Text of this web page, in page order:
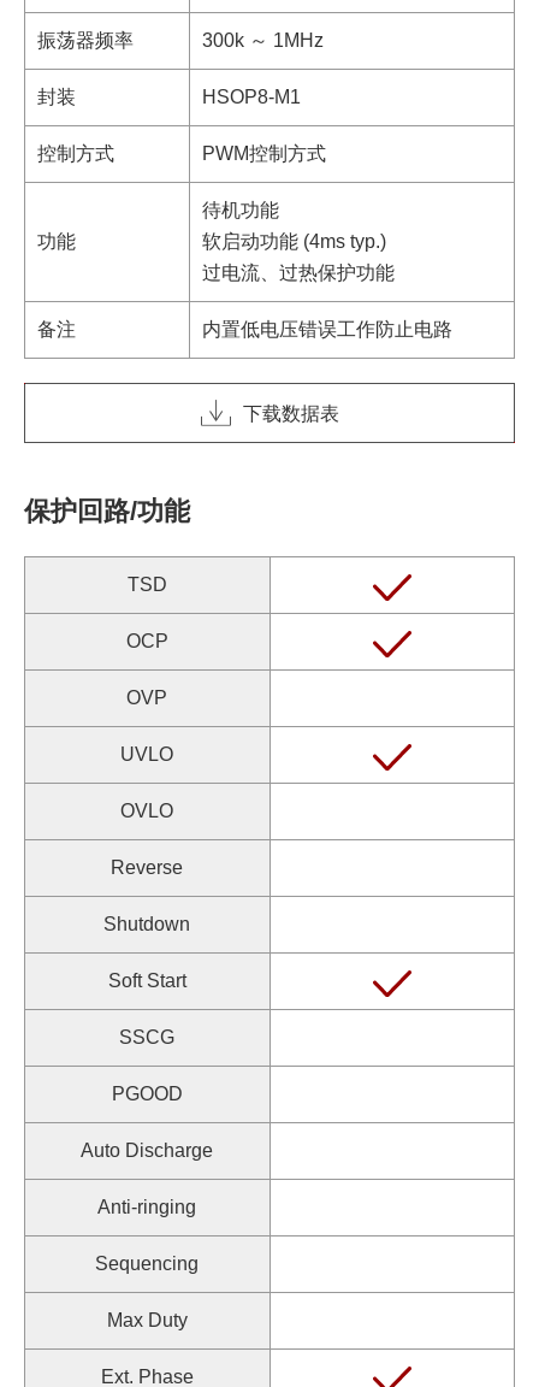
振荡器频率 300k ～ 1MHz
封装 HSOP8-M1
控制方式 PWM控制方式
功能
待机功能
软启动功能 (4ms typ.)
过电流、过热保护功能
备注 内置低电压错误工作防止电路
下载数据表
保护回路/功能
TSD
OCP
OVP
UVLO
OVLO
Reverse
Shutdown
Soft Start
SSCG
PGOOD
Auto Discharge
Anti-ringing
Sequencing
Max Duty
Ext. Phase